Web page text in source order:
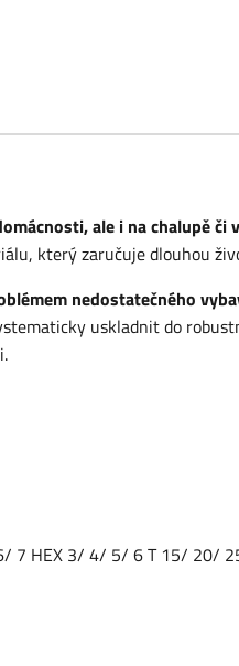
ale i na chalupě či
který zaručuje dlouhou
nedostatečného
uskladnit do
7 HEX 3/ 4/ 5/ 6 T 15/ 20/